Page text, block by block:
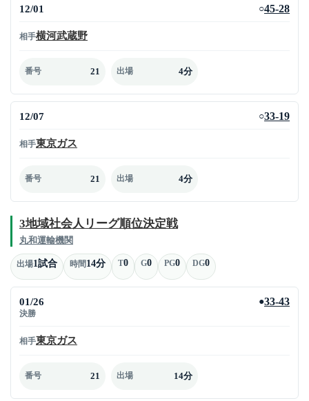
12/01 ○45-28
相手横河武蔵野
番号 21 出場 4分
12/07 ○33-19
相手東京ガス
番号 21 出場 4分
3地域社会人リーグ順位決定戦
丸和運輸機関
出場1試合 時間14分 T0 G0 PG0 DG0
01/26
決勝
●33-43
相手東京ガス
番号 21 出場 14分